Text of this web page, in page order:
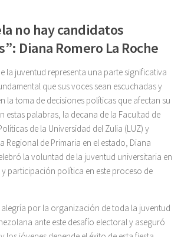
no hay candidatos
Diana Romero La Roche
la juventud representa una parte significativa
que sus voces sean escuchadas y
la toma de decisiones políticas que afectan su
estas palabras, la decana de la Facultad de
de la Universidad del Zulia (LUZ) y
Regional de Primaria en el estado, Diana
la voluntad de la juventud universitaria en
participación política en este proceso de
alegría por la organización de toda la juventud
ante este desafío electoral y aseguró